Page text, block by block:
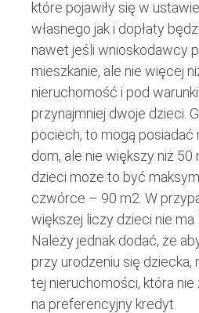
które pojawiły się w
własnego jak i dopłaty
nawet jeśli wnioskodawcy
mieszkanie, ale nie więcej
nieruchomość i pod
przynajmniej dwoje dzieci.
pociech, to mogą posiadać
dom, ale nie większy niż
dzieci może to być
czwórce – 90 m2. W
większej liczy dzieci nie ma
Należy jednak dodać, że
przy urodzeniu się dziecka,
tej nieruchomości, która nie
na preferencyjny kredyt.